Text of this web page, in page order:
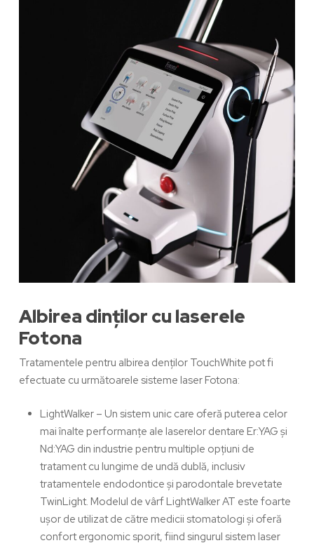
Albirea dinților cu laserele
Fotona
Tratamentele pentru albirea denților TouchWhite pot ​​fi
efectuate cu următoarele sisteme laser Fotona:
LightWalker – Un sistem unic care oferă puterea celor
mai înalte performanțe ale laserelor dentare Er:YAG și
Nd:YAG din industrie pentru multiple opțiuni de
tratament cu lungime de undă dublă, inclusiv
tratamentele endodontice și parodontale brevetate
TwinLight. Modelul de vârf LightWalker AT este foarte
ușor de utilizat de către medicii stomatologi și oferă
confort ergonomic sporit, fiind singurul sistem laser